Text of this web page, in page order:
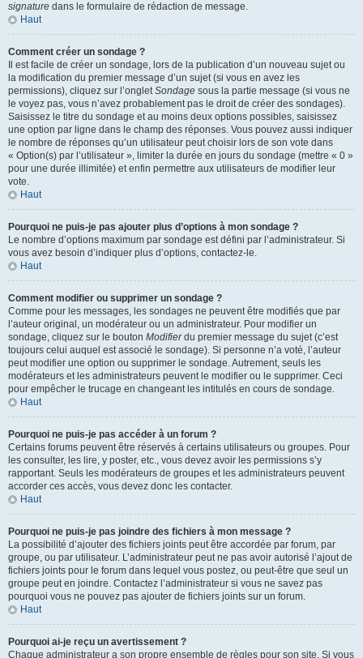
signature dans le formulaire de rédaction de message.
Haut
Comment créer un sondage ?
Il est facile de créer un sondage, lors de la publication d’un nouveau sujet ou
la modification du premier message d’un sujet (si vous en avez les
permissions), cliquez sur l’ongletSondage sous la partie message (si vous ne
le voyez pas, vous n’avez probablement pas le droit de créer des sondages).
Saisissez le titre du sondage et au moins deux options possibles, saisissez
une option par ligne dans le champ des réponses. Vous pouvez aussi indiquer
le nombre de réponses qu’un utilisateur peut choisir lors de son vote dans
« Option(s) par l’utilisateur », limiter la durée en jours du sondage (mettre « 0 »
pour une durée illimitée) et enfin permettre aux utilisateurs de modifier leur
vote.
Haut
Pourquoi ne puis-je pas ajouter plus d’options à mon sondage ?
Le nombre d’options maximum par sondage est défini par l’administrateur. Si
vous avez besoin d’indiquer plus d’options, contactez-le.
Haut
Comment modifier ou supprimer un sondage ?
Comme pour les messages, les sondages ne peuvent être modifiés que par
l’auteur original, un modérateur ou un administrateur. Pour modifier un
sondage, cliquez sur le bouton Modifierdu premier message du sujet (c’est
toujours celui auquel est associé le sondage). Si personne n’a voté, l’auteur
peut modifier une option ou supprimer le sondage. Autrement, seuls les
modérateurs et les administrateurs peuvent le modifier ou le supprimer. Ceci
pour empêcher le trucage en changeant les intitulés en cours de sondage.
Haut
Pourquoi ne puis-je pas accéder à un forum ?
Certains forums peuvent être réservés à certains utilisateurs ou groupes. Pour
les consulter, les lire, y poster, etc., vous devez avoir les permissions s’y
rapportant. Seuls les modérateurs de groupes et les administrateurs peuvent
accorder ces accès, vous devez donc les contacter.
Haut
Pourquoi ne puis-je pas joindre des fichiers à mon message ?
La possibilité d’ajouter des fichiers joints peut être accordée par forum, par
groupe, ou par utilisateur. L’administrateur peut ne pas avoir autorisé l’ajout de
fichiers joints pour le forum dans lequel vous postez, ou peut-être que seul un
groupe peut en joindre. Contactez l’administrateur si vous ne savez pas
pourquoi vous ne pouvez pas ajouter de fichiers joints sur un forum.
Haut
Pourquoi ai-je reçu un avertissement ?
Chaque administrateur a son propre ensemble de règles pour son site. Si vous